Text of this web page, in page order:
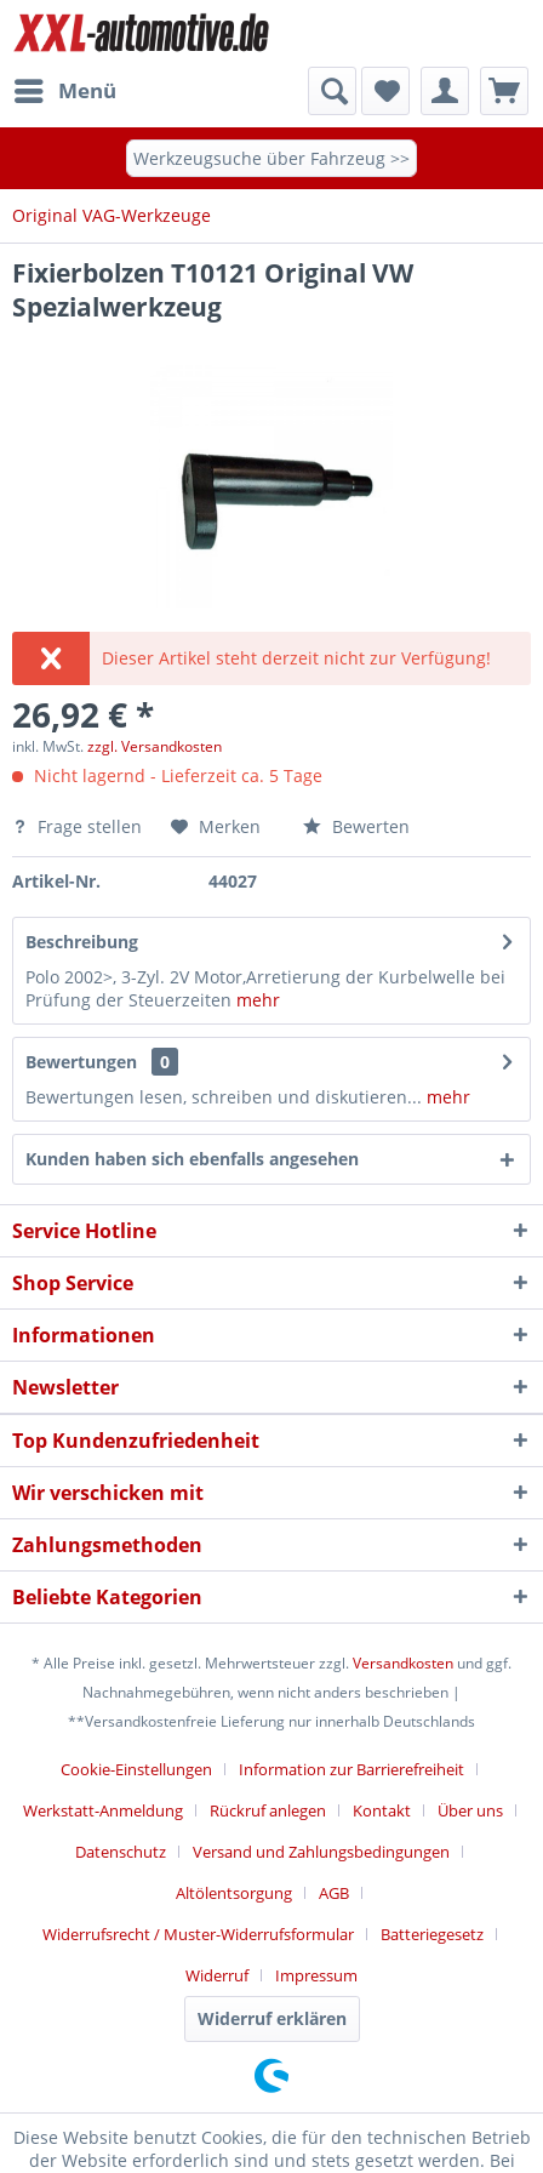
Menü
Werkzeugsuche über Fahrzeug >>
Original VAG-Werkzeuge
Fixierbolzen T10121 Original VW
Spezialwerkzeug
Dieser Artikel steht derzeit nicht zur Verfügung!
26,92 € *
inkl. MwSt.zzgl. Versandkosten
Nicht lagernd - Lieferzeit ca. 5 Tage
Frage stellen Merken Bewerten
Artikel-Nr. 44027
Beschreibung
Polo 2002>, 3-Zyl. 2V Motor,Arretierung der Kurbelwelle bei
Prüfung der Steuerzeiten mehr
Bewertungen
0
Bewertungen lesen, schreiben und diskutieren... mehr
Kunden haben sich ebenfalls angesehen
Service Hotline
Shop Service
Informationen
Newsletter
Top Kundenzufriedenheit
Wir verschicken mit
Zahlungsmethoden
Beliebte Kategorien
* Alle Preise inkl. gesetzl. Mehrwertsteuer zzgl.Versandkosten und ggf.
Nachnahmegebühren, wenn nicht anders beschrieben |
**Versandkostenfreie Lieferung nur innerhalb Deutschlands
Cookie-Einstellungen
Information zur Barrierefreiheit
Werkstatt-Anmeldung
Rückruf anlegen Kontakt
Über uns
Datenschutz
Versand und Zahlungsbedingungen
Altölentsorgung
AGB
Widerrufsrecht / Muster-Widerrufsformular
Batteriegesetz
Widerruf
Impressum
Widerruf erklären
Diese Website benutzt Cookies, die für den technischen Betrieb
der Website erforderlich sind und stets gesetzt werden. Bei